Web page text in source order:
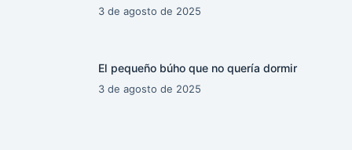
3 de agosto de 2025
El pequeño búho que no quería dormir
3 de agosto de 2025